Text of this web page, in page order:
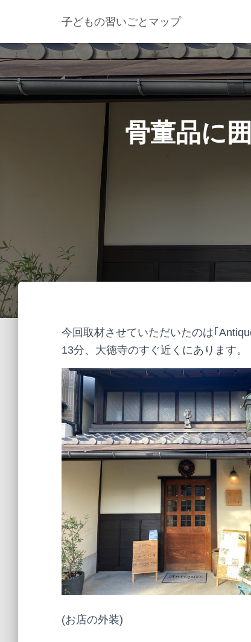
子どもの習いごとマップ
骨董品に
今回取材させていただいたのは｢
13分、大徳寺のすぐ近くにあります。
(お店の外装)